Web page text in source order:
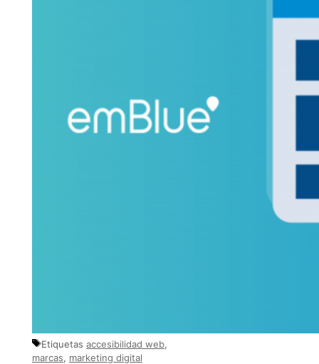
Etiquetas accesibilidad web,
marcas, marketing digital